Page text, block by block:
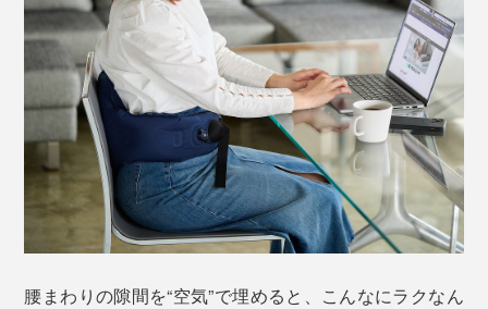
空気で膨らませるエアクッション式ですが、一般的な浮
き輪やネックピローのように口で膨らませる必要もあり
ません。
なんとポンプ部分を指でシュポシュポ押せば膨らみ、バ
ルブを押すと空気が抜けるという特許構造「3Dポンプ&
リリースシステム」を採用。
腰まわりの隙間を“空気”で埋めると、こんなにラクなん